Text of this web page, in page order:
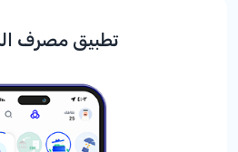
تطبيق مصرف